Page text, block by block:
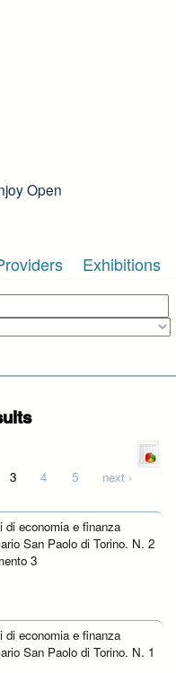
Open
Exhibitions
3 4 5
next ›
di economia e finanza
San Paolo di Torino. N. 2
3
di economia e finanza
San Paolo di Torino. N. 1